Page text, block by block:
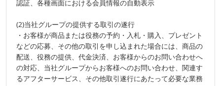
認証、各種画面における会員情報の自動表示
(2)当社グループの提供する取引の遂行
・お客様が商品または役務の予約・入札・購入、プレゼント
などの応募、その他の取引を申し込まれた場合には、商品の
配送、役務の提供、代金決済、お客様からのお問い合わせへ
の対応、当社グループからお客様へのお問い合わせ、関連す
るアフターサービス、その他取引遂行にあたって必要な業務